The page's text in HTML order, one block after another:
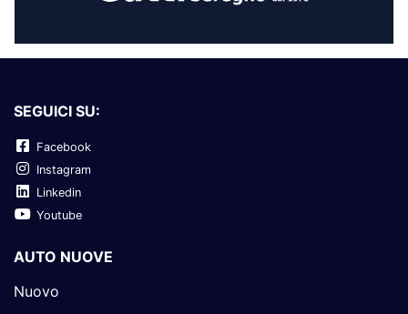
SEGUICI SU:
Facebook
Instagram
Linkedin
Youtube
AUTO NUOVE
Nuovo